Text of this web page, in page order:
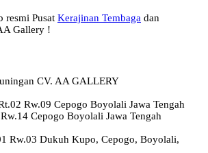
resmi Pusat Kerajinan Tembaga dan
Gallery !
CV. AA GALLERY
Rw.09 Cepogo Boyolali Jawa Tengah
Cepogo Boyolali Jawa Tengah
Rw.03 Dukuh Kupo, Cepogo, Boyolali,